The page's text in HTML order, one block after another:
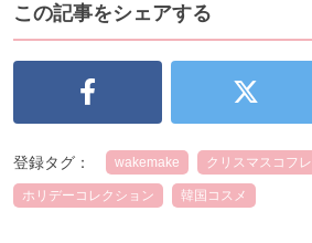
この記事をシェアする
登録タグ： wakemake クリスマスコフレ
ホリデーコレクション 韓国コスメ